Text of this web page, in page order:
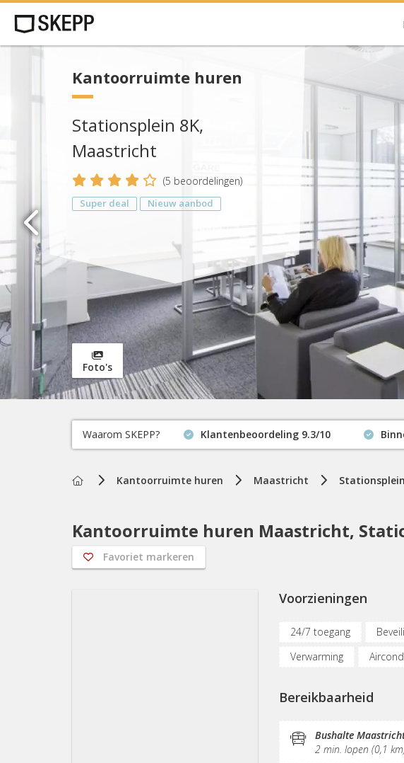
Kantoorruimte huren
Stationsplein 8K,
Maastricht
4 (5 beoordelingen)
Super deal Nieuw aanbod
Foto's
Waarom SKEPP? Klantenbeoordeling 9.3/10
Home
Kantoorruimte huren Maastricht
Kantoorruimte huren Maastricht,
Favoriet markeren
Voorzieningen
24/7 toegang
Verwarming
Vergaderplekken
Glasvezel
Koffie/thee
Pantry
Bereikbaarheid
Bushalte
2 min. lopen (0,1